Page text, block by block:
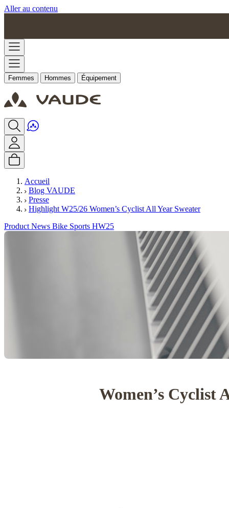
Aller au contenu
Femmes Hommes Équipement
Accueil
Blog VAUDE
Presse
Highlight W25/26 Women’s Cyclist All Year Sweater
Product News Bike Sports HW25
Women’s Cyclist